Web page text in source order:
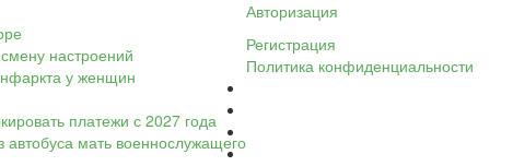
настроений
у женщин
платежи с 2027 года
мать военнослужащего
Авторизация
Регистрация
Политика конфиденциальности